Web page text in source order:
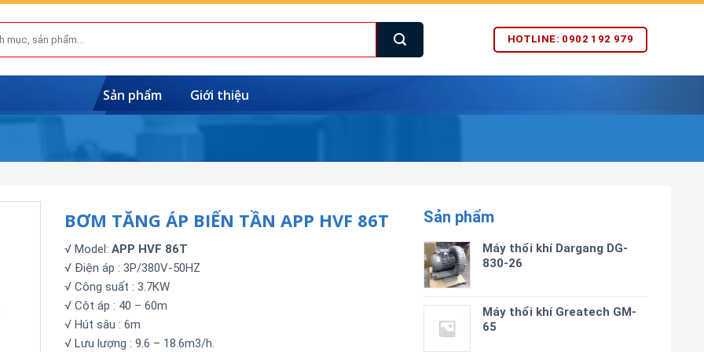
HOTLINE: 0902 192 979
Sản phẩm Giới thiệu
Sản phẩm
Máy thổi khí Dargang DG-
830-26
Máy thổi khí Greatech GM-
65
BƠM TĂNG ÁP BIẾN TẦN APP HVF 86T
√ Model: APP HVF 86T
√ Điện áp : 3P/380V-50HZ
√ Công suất : 3.7KW
√ Cột áp : 40 – 60m
√ Hút sâu : 6m
√ Lưu lượng : 9.6 – 18.6m3/h.